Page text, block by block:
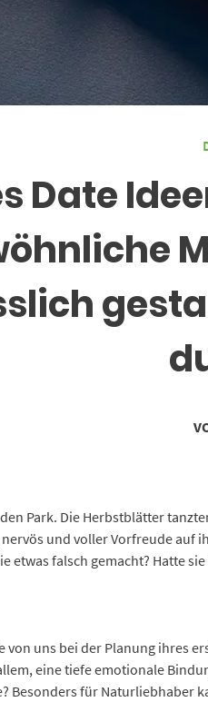
Date
Park. Die Herbstblätter
und voller Vorfreude auf
etwas falsch gemacht? Hatte
von uns bei der Planung ihres
eine tiefe emotionale
Besonders für Naturliebhaber